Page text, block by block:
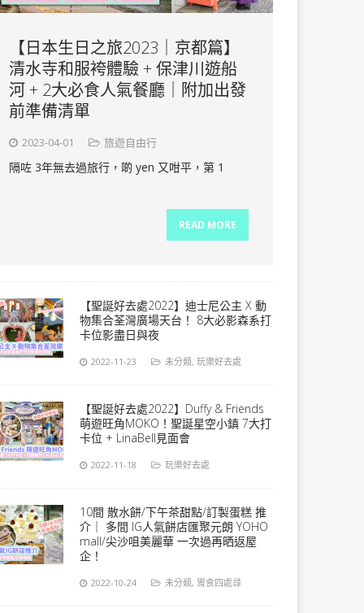
【日本生日之旅2023｜京都篇】
清水寺和服袴體驗 + 保津川遊船
河 + 2大必食人氣餐廳｜附加出發
前準備清單
2023-04-01 旅遊自由行
隔咗 3年無去過旅行，啲 yen 又咁平，第 1
READ MORE
【聖誕好去處2022】迪士尼公主 X 動
物集合荃灣廣場天台！ 8大必影森系打
卡位影盡日與夜
2022-11-23 未分類,玩樂好去處
【聖誕好去處2022】Duffy & Friends
萌遊旺角MOKO！聖誕星空小鎮 7大打
卡位 + LinaBell見面會
2022-11-18 玩樂好去處
10間 散水餅/下午茶甜點/訂製蛋糕 推
介｜ 多間 IG人氣餅店匯聚元朗 YOHO
mall/尖沙咀美麗華 一次過再晒返屋
企！
2022-10-24 未分類, 胃食四處尋